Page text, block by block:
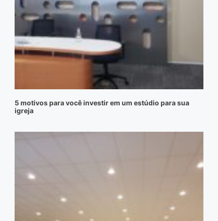
5 motivos para você investir em um estúdio para sua
igreja